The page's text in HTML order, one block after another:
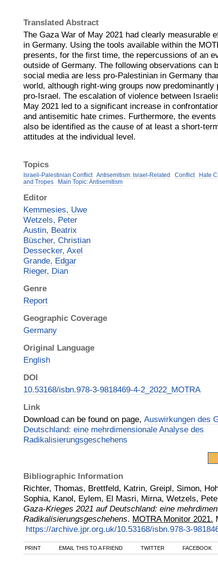
Translated Abstract
The Gaza War of May 2021 had clearly measurable
in Germany. Using the tools available within the
presents, for the first time, the repercussions of an
outside of Germany. The following observations can
social media are less pro-Palestinian in Germany
world, although right-wing groups now
pro-Israel. The escalation of violence between
May 2021 led to a significant increase in
and antisemitic hate crimes. Furthermore, the
also be identified as the cause of at least a short-
attitudes at the individual level.
Topics
Israeli-Palestinian Conflict Antisemitism: Israel-Related Conflict
Hate
and Tropes
Main Topic: Antisemitism
Editor
Kemmesies, Uwe
Wetzels, Peter
Austin, Beatrix
Büscher, Christian
Dessecker, Axel
Grande, Edgar
Rieger, Dian
Genre
Report
Geographic Coverage
Germany
Original Language
English
DOI
10.53168/isbn.978-3-9818469-4-2_2022_MOTRA
Link
Download can be found on page, Auswirkungen des
Deutschland: eine mehrdimensionale Analyse des
Radikalisierungsgeschehens
Bibliographic Information
Richter, Thomas, Brettfeld, Katrin, Greipl, Simon,
Sophia, Kanol, Eylem, El Masri, Mirna, Wetzels,
Gaza-Krieges 2021 auf Deutschland: eine
Radikalisierungsgeschehens. MOTRA Monitor 2021.
https://archive.jpr.org.uk/10.53168/isbn.978-3-
PRINT EMAIL THIS TO A FRIEND TWITTER FACEBOOK